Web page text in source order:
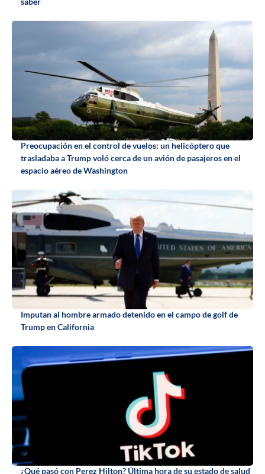
Preocupación en el control de vuelos: un helicóptero que
trasladaba a Trump voló cerca de un avión de pasajeros en el
espacio aéreo de Washington
Imputan al hombre armado detenido en el campo de golf de
Trump en California
¿Qué pasó con Perez Hilton? Última hora de su estado de salud